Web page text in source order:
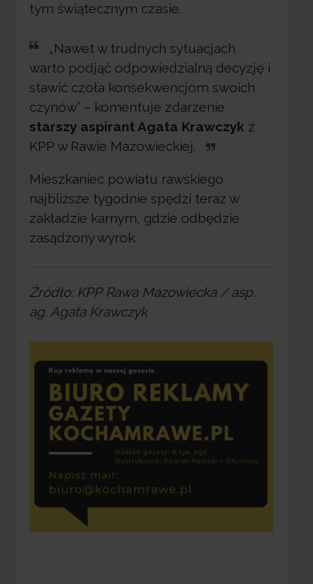
tym świątecznym czasie.
„Nawet w trudnych sytuacjach
warto podjąć odpowiedzialną decyzję i
stawić czoła konsekwencjom swoich
czynów” – komentuje zdarzenie
starszy aspirant Agata Krawczyk z
KPP w Rawie Mazowieckiej.
Mieszkaniec powiatu rawskiego
najbliższe tygodnie spędzi teraz w
zakładzie karnym, gdzie odbędzie
zasądzony wyrok.
Źródło: KPP Rawa Mazowiecka / asp.
ag. Agata Krawczyk